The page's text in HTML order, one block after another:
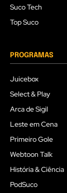
Suco Tech
Top Suco
PROGRAMAS
Juicebox
Select & Play
Arca de Sigil
Leste em Cena
Primeiro Gole
Webtoon Talk
História & Ciência
PodSuco